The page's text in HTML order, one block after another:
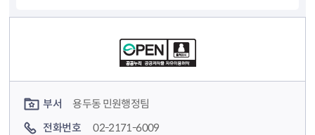
부서
용두동 민원행정팀
전화번호
02-2171-6009